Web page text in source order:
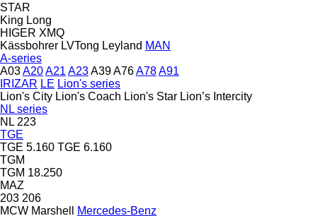
STAR
King Long
HIGER XMQ
Kässbohrer LVTong Leyland MAN
A-series
A03A20A21 A23A39A76A78A91
IRIZAR LE Lion's series
Lion's City Lion's Coach Lion's Star Lion’s Intercity
NL series
NL 223
TGE
TGE 5.160 TGE 6.160
TGM
TGM 18.250
MAZ
203 206
MCW Marshell
Mercedes-Benz